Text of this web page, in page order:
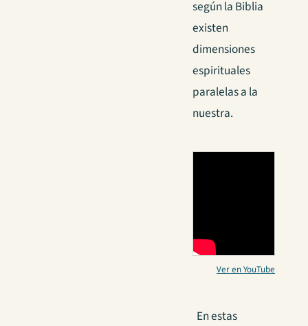
según la Biblia
existen
dimensiones
espirituales
paralelas a la
nuestra.
Ver en YouTube
En estas